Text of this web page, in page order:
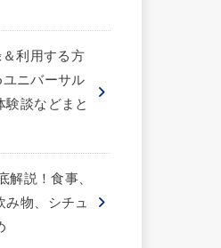
＆利用する方
ニバーサル
験談などまと
解説！食事、
物、シチュ